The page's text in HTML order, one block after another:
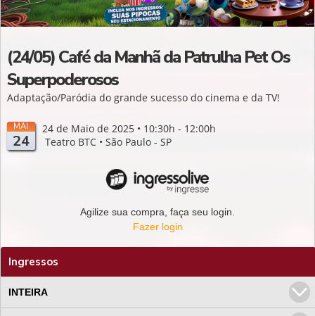
(24/05) Café da Manhã da Patrulha Pet Os
Superpoderosos
Adaptação/Paródia do grande sucesso do cinema e da TV!
MAI
24
24 de Maio de 2025 • 10:30h - 12:00h
Teatro BTC • São Paulo - SP
Agilize sua compra, faça seu login.
Fazer login
Ingressos
INTEIRA